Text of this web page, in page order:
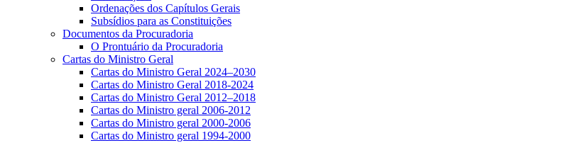
Ordenações dos Capítulos Gerais
Subsídios para as Constituições
Documentos da Procuradoria
O Prontuário da Procuradoria
Cartas do Ministro Geral
Cartas do Ministro Geral 2024–2030
Cartas do Ministro Geral 2018-2024
Cartas do Ministro Geral 2012–2018
Cartas do Ministro geral 2006-2012
Cartas do Ministro geral 2000-2006
Cartas do Ministro geral 1994-2000